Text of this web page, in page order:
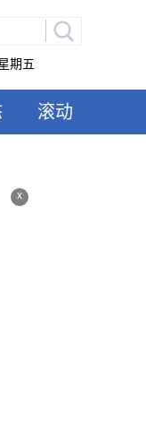
期五
滚动
x